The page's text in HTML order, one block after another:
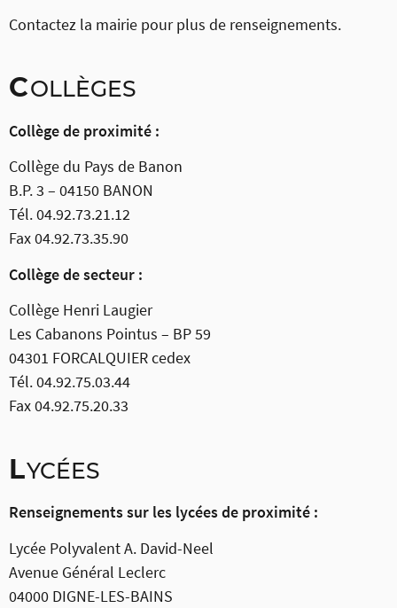
Contactez la mairie pour plus de renseignements.
COLLÈGES
Collège de proximité :
Collège du Pays de Banon
B.P. 3 – 04150 BANON
Tél. 04.92.73.21.12
Fax 04.92.73.35.90
Collège de secteur :
Collège Henri Laugier
Les Cabanons Pointus – BP 59
04301 FORCALQUIER cedex
Tél. 04.92.75.03.44
Fax 04.92.75.20.33
LYCÉES
Renseignements sur les lycées de proximité :
Lycée Polyvalent A. David-Neel
Avenue Général Leclerc
04000 DIGNE-LES-BAINS